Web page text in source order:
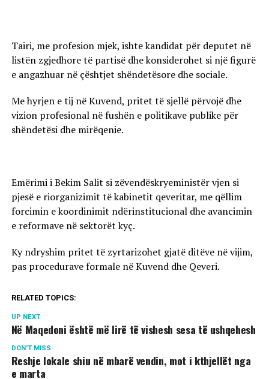
Tairi, me profesion mjek, ishte kandidat për deputet në
listën zgjedhore të partisë dhe konsiderohet si një figurë
e angazhuar në çështjet shëndetësore dhe sociale.
Me hyrjen e tij në Kuvend, pritet të sjellë përvojë dhe
vizion profesional në fushën e politikave publike për
shëndetësi dhe mirëqenie.
Emërimi i Bekim Salit si zëvendëskryeministër vjen si
pjesë e riorganizimit të kabinetit qeveritar, me qëllim
forcimin e koordinimit ndërinstitucional dhe avancimin
e reformave në sektorët kyç.
Ky ndryshim pritet të zyrtarizohet gjatë ditëve në vijim,
pas procedurave formale në Kuvend dhe Qeveri.
RELATED TOPICS:
UP NEXT
Në Maqedoni është më lirë të vishesh sesa të ushqehesh
DON'T MISS
Reshje lokale shiu në mbarë vendin, mot i kthjellët nga
e marta